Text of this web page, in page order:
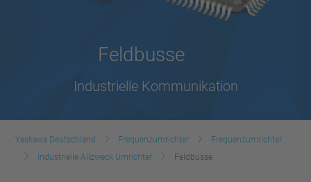
Feldbusse
Industrielle Kommunikation
Yaskawa Deutschland Frequenzumrichter
Frequenzumrichter
Industrielle Allzweck Umrichter
Feldbusse